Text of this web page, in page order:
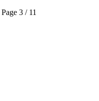
Page 3 / 11